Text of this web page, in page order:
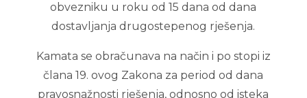
obvezniku u roku od 15 dana od dana
dostavljanja drugostepenog rješenja.
Kamata se obračunava na način i po stopi iz
člana 19. ovog Zakona za period od dana
pravosnažnosti rješenja, odnosno od isteka